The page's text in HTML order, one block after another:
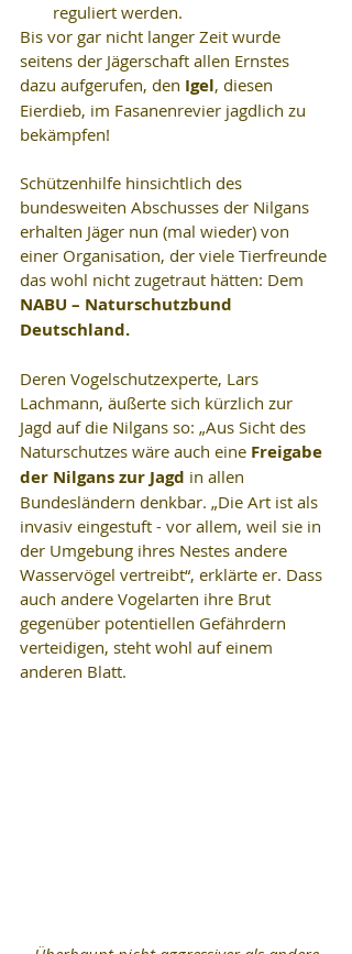
reguliert werden.
Bis vor gar nicht langer Zeit wurde
seitens der Jägerschaft allen Ernstes
dazu aufgerufen, den Igel, diesen
Eierdieb, im Fasanenrevier jagdlich zu
bekämpfen!
Schützenhilfe hinsichtlich des
bundesweiten Abschusses der Nilgans
erhalten Jäger nun (mal wieder) von
einer Organisation, der viele Tierfreunde
das wohl nicht zugetraut hätten: Dem
NABU – Naturschutzbund
Deutschland.
Deren Vogelschutzexperte, Lars
Lachmann, äußerte sich kürzlich zur
Jagd auf die Nilgans so: „Aus Sicht des
Naturschutzes wäre auch eine Freigabe
der Nilgans zur Jagd in allen
Bundesländern denkbar. „Die Art ist als
invasiv eingestuft - vor allem, weil sie in
der Umgebung ihres Nestes andere
Wasservögel vertreibt“, erklärte er. Dass
auch andere Vogelarten ihre Brut
gegenüber potentiellen Gefährdern
verteidigen, steht wohl auf einem
anderen Blatt.